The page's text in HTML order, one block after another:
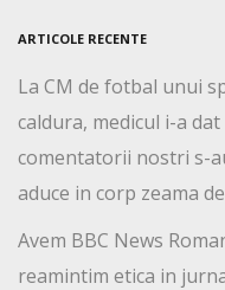
ARTICOLE RECENTE
La CM de fotbal unui
caldura, medicul i-a
comentatorii nostri s-
aduce in corp zeama
Avem BBC News
reamintim etica in